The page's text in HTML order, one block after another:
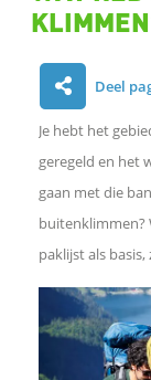
Deel
l
e
n
Je hebt het
geregeld en het
gaan met die
buitenklimmen?
paklijst als